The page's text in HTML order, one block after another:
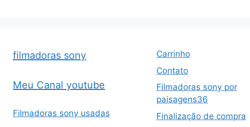
filmadoras sony
Meu Canal youtube
Filmadoras sony usadas
Carrinho
Contato
Filmadoras sony por
paisagens36
Finalização de compra